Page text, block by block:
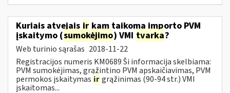
Kuriais atvejais ir kam taikoma importo PVM
įskaitymo (sumokėjimo) VMI tvarka?
Web turinio sąrašas 2018-11-22
Registracijos numeris KM0689 Ši informacija skelbiama:
PVM sumokėjimas, grąžintino PVM apskaičiavimas, PVM
permokos įskaitymas irgrąžinimas (90-94 str.) VMI
įskaitomas...